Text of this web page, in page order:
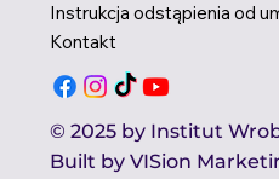
Kontakt
© 2025 by Institut
Built by VISion